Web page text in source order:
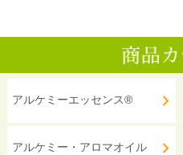
アルケミーエッセンス®
アルケミー・アロマオイル